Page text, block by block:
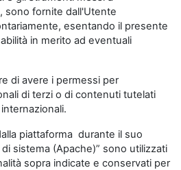
sono fornite dall'Utente
esentando il presente
in merito ad eventuali
di avere i permessi per
di terzi o di contenuti tutelati
piattaforma durante il suo
sistema (Apache)” sono utilizzati
sopra indicate e conservati per